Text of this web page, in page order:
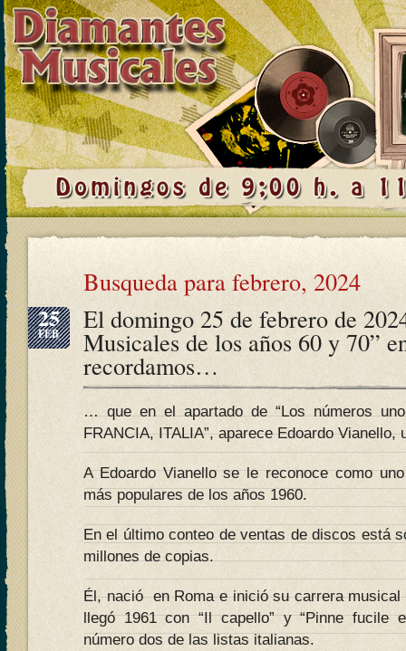
Busqueda para febrero, 2024
25
FEB El domingo 25 de febrero de
Musicales de los años 60 y 70”
recordamos…
… que en el apartado de “Los números
FRANCIA, ITALIA”, aparece Edoardo Vianello,
A Edoardo Vianello se le reconoce como
más populares de los años 1960.
En el último conteo de ventas de discos está
millones de copias.
Él, nació en Roma e inició su carrera
llegó 1961 con “Il capello” y “Pinne fucile
número dos de las listas italianas.